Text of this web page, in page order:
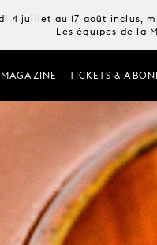
4 juillet au 17 août
Les équipes de la
MAGAZINE TICKETS &